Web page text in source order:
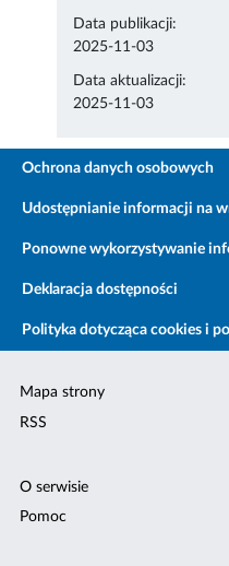
Data publikacji:
2025-11-03
Data aktualizacji:
2025-11-03
Ochrona danych osobowych
Udostępnianie informacji na
Ponowne wykorzystywanie
Deklaracja dostępności
Polityka dotycząca cookies i
Mapa strony
RSS
O serwisie
Pomoc